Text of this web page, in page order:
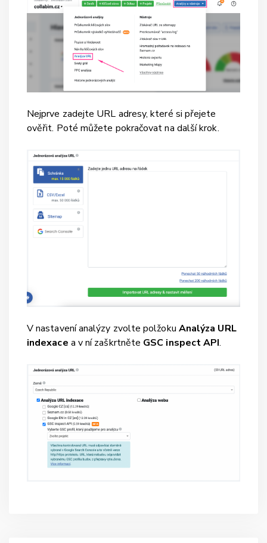
Nejprve zadejte URL adresy, které si přejete
ověřit. Poté můžete pokračovat na další krok.
V nastavení analýzy zvolte polžoku Analýza URL
indexace a v ní zaškrtněte GSC inspect API.